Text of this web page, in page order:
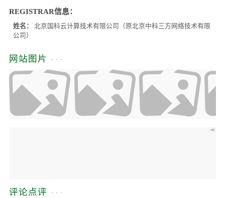
REGISTRAR信息：
姓名：
北京国科云计算技术有限公司（原北京中科三方网络技术有限
公司）
网站图片
评论点评